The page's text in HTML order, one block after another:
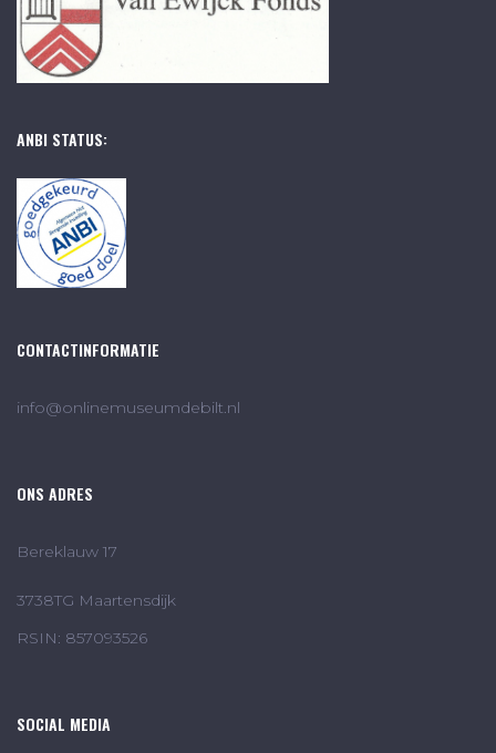
ANBI STATUS:
CONTACTINFORMATIE
info@onlinemuseumdebilt.nl
ONS ADRES
Bereklauw 17
3738TG Maartensdijk
RSIN: 857093526
SOCIAL MEDIA